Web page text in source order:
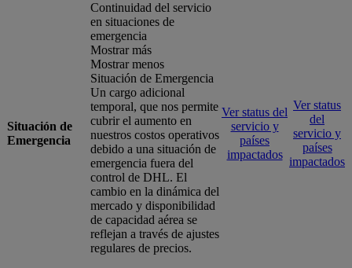
Situación de
Emergencia
Continuidad del servicio
en situaciones de
emergencia
Mostrar más
Mostrar menos
Situación de Emergencia
Un cargo adicional
temporal, que nos permite
cubrir el aumento en
nuestros costos operativos
debido a una situación de
emergencia fuera del
control de DHL. El
cambio en la dinámica del
mercado y disponibilidad
de capacidad aérea se
reflejan a través de ajustes
regulares de precios.
Ver status del
servicio y
países
impactados
Ver status
del
servicio y
países
impactados